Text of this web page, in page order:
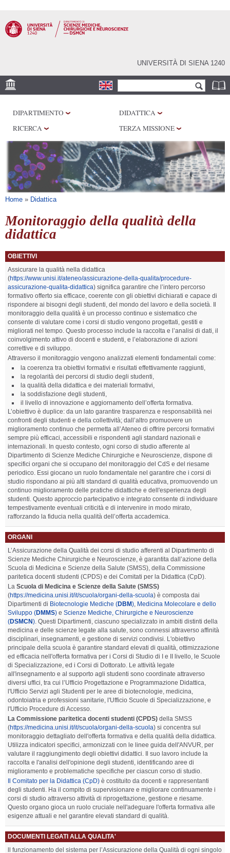
contenuto
principale
UNIVERSITÀ DI SIENA 1240
Form di ricerca
CENTRI DI RICERCA
LABORATORI
BIBLIOTECHE
SERVIZI
DIPARTIMENTO
DIDATTICA
RICERCA
TERZA MISSIONE
Tu sei qui
Home » Didattica
Monitoraggio della qualità della
didattica
OBIETTIVI
Assicurare la qualità nella didattica
(https://www.unisi.it/ateneo/assicurazione-della-qualita/procedure-
assicurazione-qualita-didattica) significa garantire che l’intero percorso
formativo offerto sia efficace, coerente con gli obiettivi dichiarati e capace di
rispondere ai bisogni degli studenti, del mondo del lavoro e della società. Il
monitoraggio della qualità è un processo continuo e sistematico che
consente di valutare come i corsi di studio vengono progettati, gestiti e
migliorati nel tempo. Questo processo include la raccolta e l’analisi di dati, il
coinvolgimento attivo di docenti e studenti, e l’elaborazione di azioni
correttive e di sviluppo.
Attraverso il monitoraggio vengono analizzati elementi fondamentali come:
la coerenza tra obiettivi formativi e risultati effettivamente raggiunti,
la regolarità dei percorsi di studio degli studenti,
la qualità della didattica e dei materiali formativi,
la soddisfazione degli studenti,
il livello di innovazione e aggiornamento dell’offerta formativa.
L’obiettivo è duplice: da un lato garantire trasparenza e responsabilità nei
confronti degli studenti e della collettività; dall’altro promuovere un
miglioramento continuo che permetta all’Ateneo di offrire percorsi formativi
sempre più efficaci, accessibili e rispondenti agli standard nazionali e
internazionali. In questo contesto, ogni corso di studio afferente al
Dipartimento di Scienze Mediche Chirurgiche e Neuroscienze, dispone di
specifici organi che si occupano del monitoraggio del CdS e del riesame
periodico. Essi giocano un ruolo fondamentale nel garantire che i corsi di
studio rispondano ai più alti standard di qualità educativa, promuovendo un
continuo miglioramento delle pratiche didattiche e dell'esperienza degli
studenti. Questo approccio partecipativo e integrato consente di individuare
tempestivamente eventuali criticità e di intervenire in modo mirato,
rafforzando la fiducia nella qualità dell’offerta accademica.
ORGANI
L’Assicurazione della Qualità dei corsi di studio afferenti al Dipartimento di
Scienze Mediche Chirurgiche e Neuroscienze, è garantita dall’azione della
Scuola di Medicina e Scienze della Salute (SMSS), della Commissione
paritetica docenti studenti (CPDS) e dei Comitati per la Didattica (CpD).
La Scuola di Medicina e Scienze della Salute (SMSS)
(https://medicina.unisi.it/it/scuola/organi-della-scuola) è composta dai
Dipartimenti di Biotecnologie Mediche (DBM), Medicina Molecolare e dello
Sviluppo (DMMS) e Scienze Mediche, Chirurgiche e Neuroscienze
(DSMCN). Questi Dipartimenti, ciascuno specializzato in ambiti distinti della
medicina e delle scienze legate alla salute, sono connessi attraverso affinità
disciplinari, insegnamenti, e gestione di servizi condivisi. L'obiettivo
principale della scuola è garantire standard elevati di qualità, ottimizzazione
ed efficacia nell'offerta formativa per i Corsi di Studio di I e II livello, le Scuole
di Specializzazione, ed i Corsi di Dottorato. Le attività legate
all'insegnamento e al supporto agli studenti sono coordinate attraverso
diversi uffici, tra cui l’Ufficio Progettazione e Programmazione Didattica,
l'Ufficio Servizi agli Studenti per le aree di biotecnologie, medicina,
odontoiatria e professioni sanitarie, l'Ufficio Scuole di Specializzazione, e
l'Ufficio Procedure di Accesso.
La Commissione paritetica docenti studenti (CPDS) della SMSS
(https://medicina.unisi.it/it/scuola/organi-della-scuola) si concentra sul
monitoraggio dettagliato dell'offerta formativa e della qualità della didattica.
Utilizza indicatori specifici, armonizzati con le linee guida dell'ANVUR, per
valutare il raggiungimento degli obiettivi didattici. Il suo lavoro include la
raccolta e l'analisi dell'opinione degli studenti, identificando aree di
miglioramento e problematiche specifiche per ciascun corso di studio.
Il Comitato per la Didattica (CpD) è costituito da docenti e rappresentanti
degli studenti. Ha il compito di supervisionare e migliorare continuamente i
corsi di studio attraverso attività di riprogettazione, gestione e riesame.
Questo organo gioca un ruolo cruciale nell'adeguare l'offerta formativa alle
esigenze attuali e nel garantire elevati standard di qualità.
DOCUMENTI LEGATI ALLA QUALITA'
ll funzionamento del sistema per l’Assicurazione della Qualità di ogni singolo